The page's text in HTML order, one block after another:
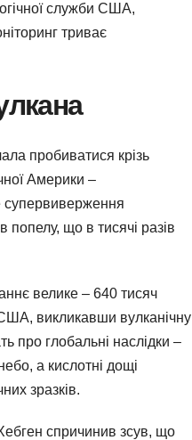
служби США,
триває
пробиватися крізь
Америки –
супервиверження
попелу, що в тисячі разів
велике – 640 тисяч
викликавши вулканічну
про глобальні наслідки –
а кислотні дощі
зразків.
спричинив зсув, що